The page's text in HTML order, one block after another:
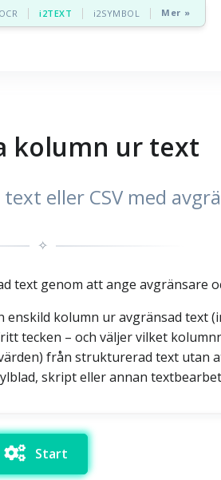
i2TEXT i2SYMBOL Mer »
kolumn ur text
eller CSV med
✧
text genom att ange avgränsare
kolumn ur avgränsad text
tecken – och väljer vilket
från strukturerad text utan
skript eller annan
Start